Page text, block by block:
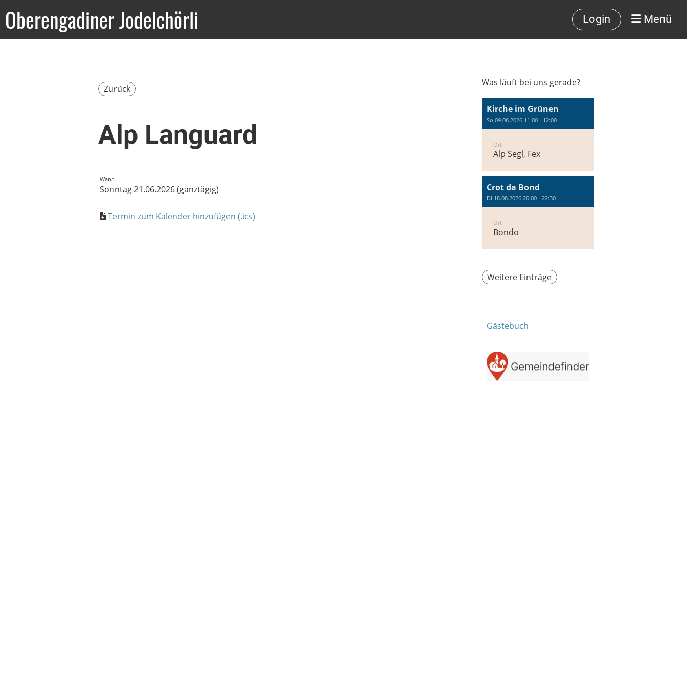
Oberengadiner Jodelchörli Login Menü
Zurück
Alp Languard
Wann
Sonntag 21.06.2026 (ganztägig)
Termin zum Kalender hinzufügen (.ics)
Was läuft bei uns gerade?
Kirche im Grünen
So 09.08.2026 11:00 - 12:00
Ort
Alp Segl, Fex
Crot da Bond
Di 18.08.2026 20:00 - 22:30
Ort
Bondo
Weitere Einträge
Gästebuch